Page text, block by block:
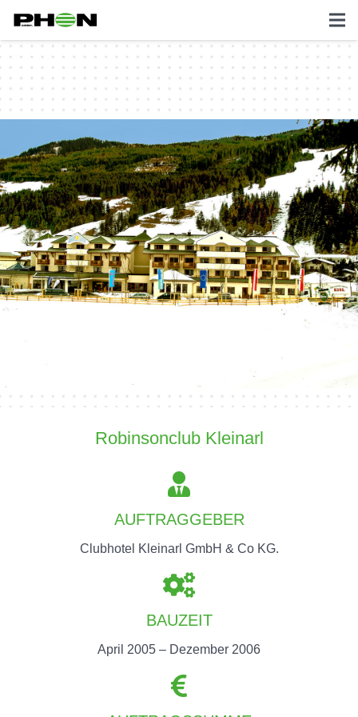
Robinsonclub Kleinarl
AUFTRAGGEBER
Clubhotel Kleinarl GmbH & Co KG.
BAUZEIT
April 2005 – Dezember 2006